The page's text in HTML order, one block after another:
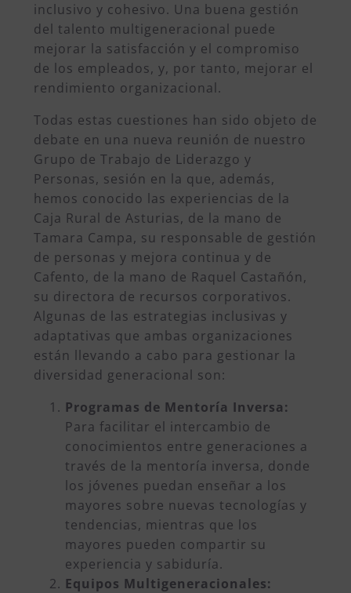
inclusivo y cohesivo. Una buena gestión
del talento multigeneracional puede
mejorar la satisfacción y el compromiso
de los empleados, y, por tanto, mejorar el
rendimiento organizacional.
Todas estas cuestiones han sido objeto de
debate en una nueva reunión de nuestro
Grupo de Trabajo de Liderazgo y
Personas, sesión en la que, además,
hemos conocido las experiencias de la
Caja Rural de Asturias, de la mano de
Tamara Campa, su responsable de gestión
de personas y mejora continua y de
Cafento, de la mano de Raquel Castañón,
su directora de recursos corporativos.
Algunas de las estrategias inclusivas y
adaptativas que ambas organizaciones
están llevando a cabo para gestionar la
diversidad generacional son:
Programas de Mentoría Inversa:
Para facilitar el intercambio de
conocimientos entre generaciones a
través de la mentoría inversa, donde
los jóvenes puedan enseñar a los
mayores sobre nuevas tecnologías y
tendencias, mientras que los
mayores pueden compartir su
experiencia y sabiduría.
Equipos Multigeneracionales: